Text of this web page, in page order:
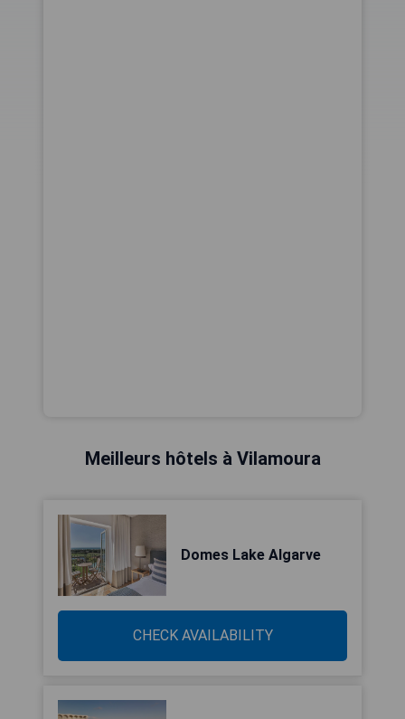
Meilleurs hôtels à Vilamoura
Domes Lake Algarve
CHECK AVAILABILITY